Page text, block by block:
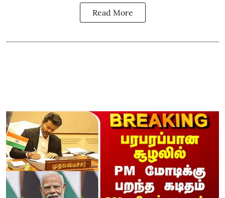
Read More